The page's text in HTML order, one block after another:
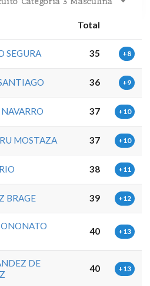
Total
SEGURA 35 +8
36 +9
37 +10
MOSTAZA 37 +10
38 +11
BRAGE 39 +12
40 +13
DE
40 +13